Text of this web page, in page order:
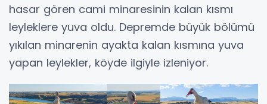
hasar gören cami minaresinin kalan kısmı
leyleklere yuva oldu. Depremde büyük bölümü
yıkılan minarenin ayakta kalan kısmına yuva
yapan leylekler, köyde ilgiyle izleniyor.